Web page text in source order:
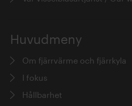
Huvudmeny
Om fjärrvärme och fjärrkyla
I fokus
Hållbarhet